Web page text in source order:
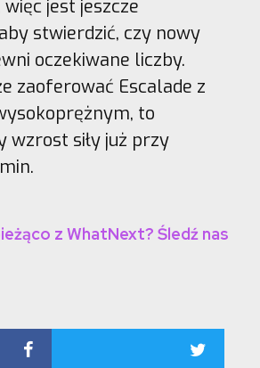
jest jeszcze
stwierdzić, czy nowy
oczekiwane liczby.
zaoferować Escalade z
to
wzrost siły już przy
z WhatNext? Śledź nas